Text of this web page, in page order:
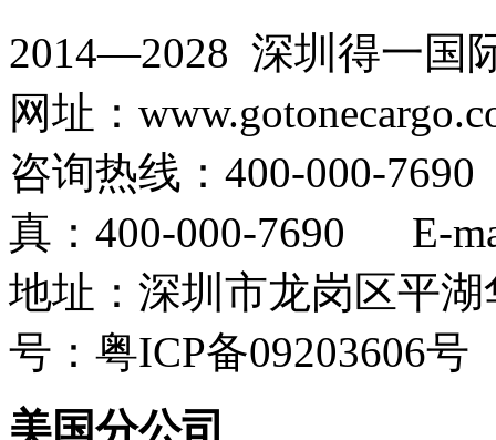
2014—2028 深圳得一国
网址：
咨询热线：400-000-
真：400-000-7690 E-
地址：深圳市龙岗区平
号：粤ICP备09203606号
美国分公司